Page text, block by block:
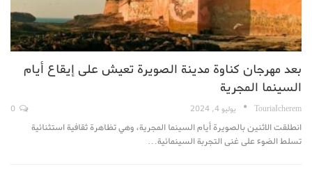
بعد مهرجان كناوة مدينة الصويرة تعيش على إيقاع أيام
السينما المجرية
TouriaIcherem يوليو 4, 2024
انطلقت الاثنين بالصويرة أيام السينما المجرية، وهي تظاهرة ثقافية استثنائية
تسلط الضوء على غنى التجربة السينمائية…